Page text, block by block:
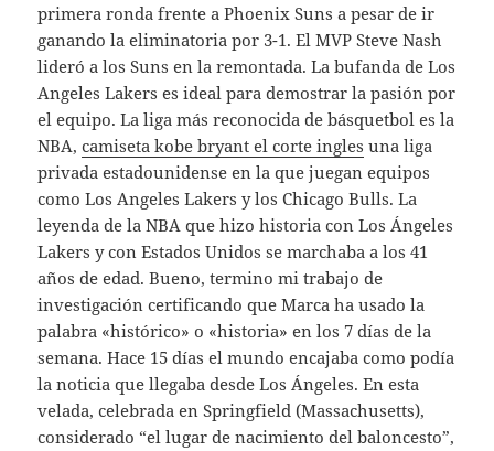
primera ronda frente a Phoenix Suns a pesar de ir
ganando la eliminatoria por 3-1. El MVP Steve Nash
lideró a los Suns en la remontada. La bufanda de Los
Angeles Lakers es ideal para demostrar la pasión por
el equipo. La liga más reconocida de básquetbol es la
NBA,camiseta kobe bryant el corte ingles una liga
privada estadounidense en la que juegan equipos
como Los Angeles Lakers y los Chicago Bulls. La
leyenda de la NBA que hizo historia con Los Ángeles
Lakers y con Estados Unidos se marchaba a los 41
años de edad. Bueno, termino mi trabajo de
investigación certificando que Marca ha usado la
palabra «histórico» o «historia» en los 7 días de la
semana. Hace 15 días el mundo encajaba como podía
la noticia que llegaba desde Los Ángeles. En esta
velada, celebrada en Springfield (Massachusetts),
considerado “el lugar de nacimiento del baloncesto”,